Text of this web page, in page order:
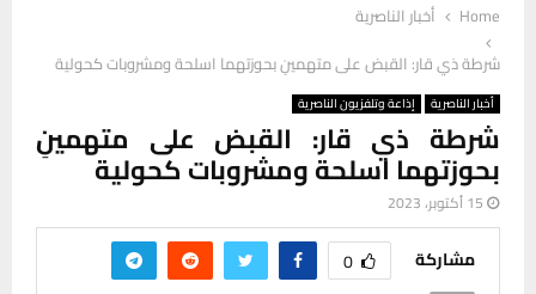
Home
أخبار الناصرية
شرطة ذي قار: القبض على متهمينِ بحوزتهما اسلحة ومشروبات كحولية
أخبار الناصرية إذاعة وتلفزيون الناصرية
شرطة ذي قار: القبض على متهمينِ
بحوزتهما اسلحة ومشروبات كحولية
15 أكتوبر، 2023
مشاركة 0